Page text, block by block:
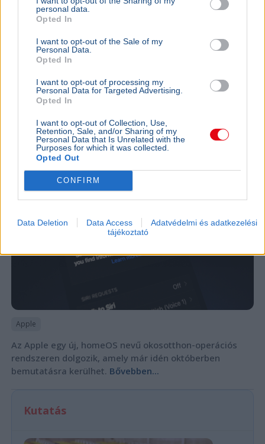
personal data.
Opted In
I want to opt-out of the Sale of my
Personal Data.
Opted In
I want to opt-out of processing my
Personal Data for Targeted Advertising.
Opted In
I want to opt-out of Collection, Use,
Retention, Sale, and/or Sharing of my
Personal Data that Is Unrelated with the
Purposes for which it was collected.
Opted Out
CONFIRM
Data Deletion Data Access
Adatvédelmi és adatkezelési
tájékoztató
Atomerőmű
Áramkimaradás esetén a lakossági napelemes
rendszerek biztonsági okból automatikusan leválnak a
hálózatról, ezért a legtöbb háztartás nem tudja
hasznosítani a napelemek áramát.
2026. augusztus 1.
Új okosotthon-operációs rendszert fejleszt
az Apple
Apple
Az Apple egy új, homeOS nevű okosotthon-operációs
rendszeren dolgozik, amely már idén októberben
bemutatásra kerülhet. Bővebben...
Kutatás